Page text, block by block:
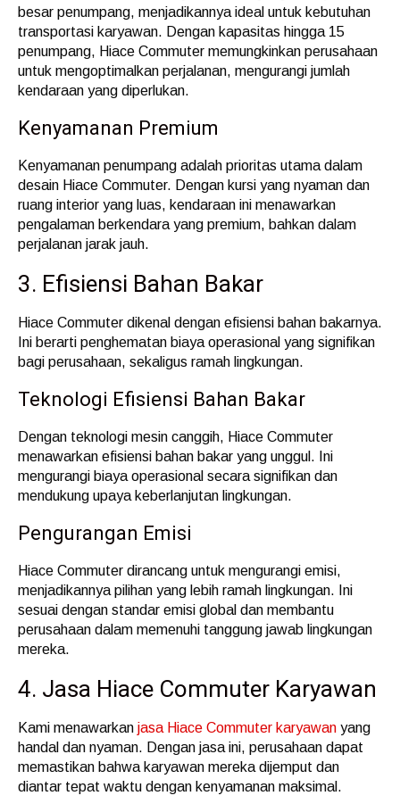
besar penumpang, menjadikannya ideal untuk kebutuhan
transportasi karyawan. Dengan kapasitas hingga 15
penumpang, Hiace Commuter memungkinkan perusahaan
untuk mengoptimalkan perjalanan, mengurangi jumlah
kendaraan yang diperlukan.
Kenyamanan Premium
Kenyamanan penumpang adalah prioritas utama dalam
desain Hiace Commuter. Dengan kursi yang nyaman dan
ruang interior yang luas, kendaraan ini menawarkan
pengalaman berkendara yang premium, bahkan dalam
perjalanan jarak jauh.
3. Efisiensi Bahan Bakar
Hiace Commuter dikenal dengan efisiensi bahan bakarnya.
Ini berarti penghematan biaya operasional yang signifikan
bagi perusahaan, sekaligus ramah lingkungan.
Teknologi Efisiensi Bahan Bakar
Dengan teknologi mesin canggih, Hiace Commuter
menawarkan efisiensi bahan bakar yang unggul. Ini
mengurangi biaya operasional secara signifikan dan
mendukung upaya keberlanjutan lingkungan.
Pengurangan Emisi
Hiace Commuter dirancang untuk mengurangi emisi,
menjadikannya pilihan yang lebih ramah lingkungan. Ini
sesuai dengan standar emisi global dan membantu
perusahaan dalam memenuhi tanggung jawab lingkungan
mereka.
4. Jasa Hiace Commuter Karyawan
Kami menawarkan jasa Hiace Commuter karyawan yang
handal dan nyaman. Dengan jasa ini, perusahaan dapat
memastikan bahwa karyawan mereka dijemput dan
diantar tepat waktu dengan kenyamanan maksimal.